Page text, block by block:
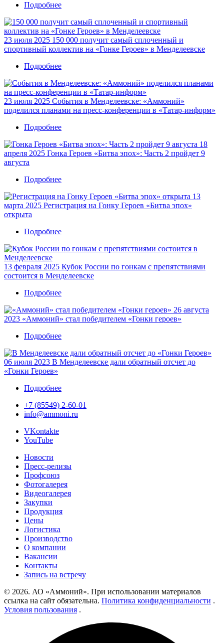
и
тысячи
участников
Подробнее
«Аммония»
—
лучшие
в
Героев»
23 июля 2025 150 000 получит самый сплоченный и
спортивный коллектив на «Гонке Героев» в Менделеевске
Подробнее
000
получит
самый
сплоченный
на
«Гонке
23 июля 2025 События в Менделеевске: «Аммоний»
поделился планами на пресс-конференции в «Татар-информ»
Подробнее
в
Менделеевске:
пресс-
конференции
18
апреля 2025 Гонка Героев «Битва эпох»: Часть 2 пройдет 9
августа
Подробнее
Героев
«Битва
9
13
марта 2025 Регистрация на Гонку Героев «Битва эпох»
открыта
Подробнее
на Гонку
«Битва
эпох»
13 февраля 2025 Кубок России по гонкам с препятствиями
состоится в Менделеевске
Подробнее
России
по
состоится
в
26 августа
2023 «Аммоний» стал победителем «Гонки героев»
Подробнее
стал
победителем
06 июля 2023 В Менделеевске дали обратный отсчет до
«Гонки Героев»
Подробнее
Менделеевске
дали
+7 (85549) 2-60-01
info@ammoni.ru
VKontakte
YouTube
Новости
Пресс-релизы
Профсоюз
Фотогалерея
Видеогалерея
Закупки
Продукция
Цены
Логистика
Производство
О компании
Вакансии
Контакты
Запись на встречу
© 2026. АО «Аммоний». При использовании материалов
ссылка на сайт обязательна. Политика конфиденциальности .
Условия пользования .